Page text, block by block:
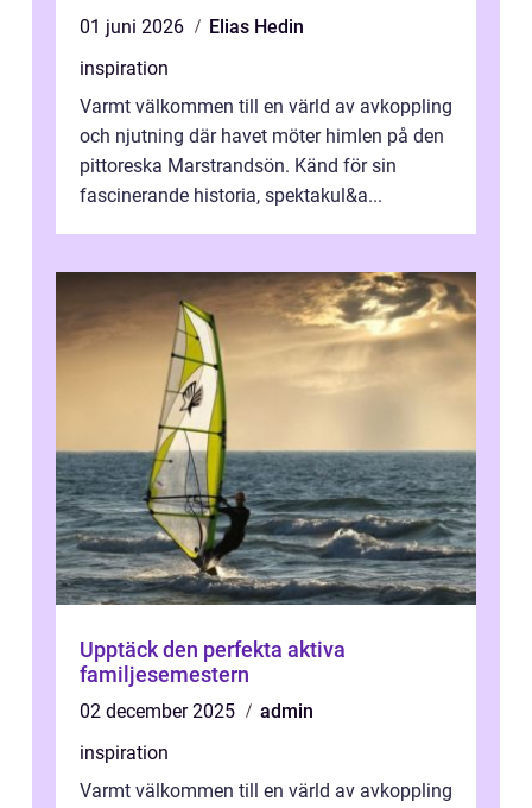
01 juni 2026
Elias Hedin
inspiration
Varmt välkommen till en värld av avkoppling
och njutning där havet möter himlen på den
pittoreska Marstrandsön. Känd för sin
fascinerande historia, spektakul&a...
Upptäck den perfekta aktiva
familjesemestern
02 december 2025
admin
inspiration
Varmt välkommen till en värld av avkoppling